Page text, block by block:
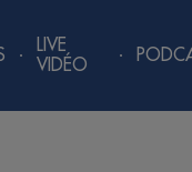
LIVE
VIDÉO